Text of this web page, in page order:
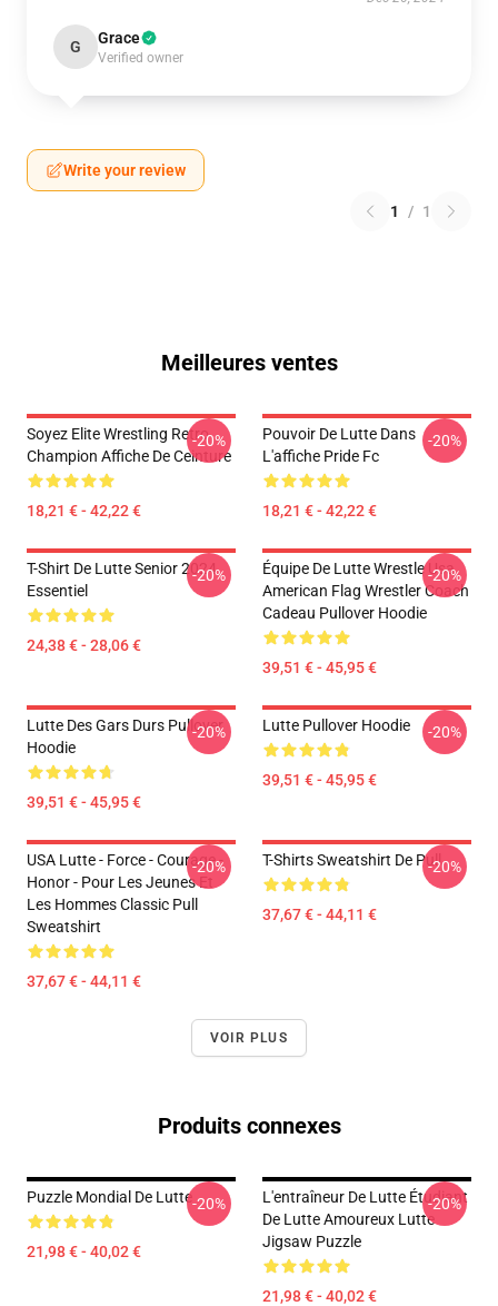
G Grace
Verified owner
Write your review
1 / 1
Meilleures ventes
Soyez Elite Wrestling Retro
Champion Affiche De Ceinture
18,21 € - 42,22 €
-20%
Pouvoir De Lutte Dans
L'affiche Pride Fc
18,21 € - 42,22 €
-20%
T-Shirt De Lutte Senior 2024
Essentiel
24,38 € - 28,06 €
-20%
Équipe De Lutte Wrestle Usa
American Flag Wrestler Coach
Cadeau Pullover Hoodie
39,51 € - 45,95 €
-20%
Lutte Des Gars Durs Pullover
Hoodie
39,51 € - 45,95 €
-20% Lutte Pullover Hoodie
39,51 € - 45,95 €
-20%
USA Lutte - Force - Courage -
Honor - Pour Les Jeunes Et
Les Hommes Classic Pull
Sweatshirt
37,67 € - 44,11 €
-20% T-Shirts Sweatshirt De Pull
37,67 € - 44,11 €
-20%
VOIR PLUS
Produits connexes
Puzzle Mondial De Lutte
21,98 € - 40,02 €
-20%
L'entraîneur De Lutte Étudiant
De Lutte Amoureux Lutte
Jigsaw Puzzle
21,98 € - 40,02 €
-20%